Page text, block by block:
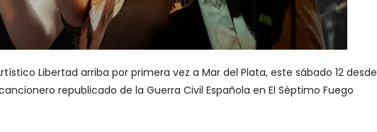
Libertad arriba por primera vez a Mar del Plata, este sábado 12 desde
republicado de la Guerra Civil Española en El Séptimo Fuego